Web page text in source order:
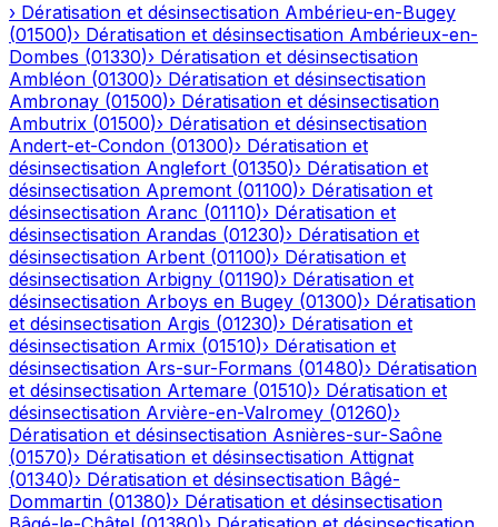
› Dératisation et désinsectisation Ambérieu-en-Bugey
(01500)› Dératisation et désinsectisation Ambérieux-en-
Dombes (01330)› Dératisation et désinsectisation
Ambléon (01300)› Dératisation et désinsectisation
Ambronay (01500)› Dératisation et désinsectisation
Ambutrix (01500)› Dératisation et désinsectisation
Andert-et-Condon (01300)› Dératisation et
désinsectisation Anglefort (01350)› Dératisation et
désinsectisation Apremont (01100)› Dératisation et
désinsectisation Aranc (01110)› Dératisation et
désinsectisation Arandas (01230)› Dératisation et
désinsectisation Arbent (01100)› Dératisation et
désinsectisation Arbigny (01190)› Dératisation et
désinsectisation Arboys en Bugey (01300)› Dératisation
et désinsectisation Argis (01230)› Dératisation et
désinsectisation Armix (01510)› Dératisation et
désinsectisation Ars-sur-Formans (01480)› Dératisation
et désinsectisation Artemare (01510)› Dératisation et
désinsectisation Arvière-en-Valromey (01260)›
Dératisation et désinsectisation Asnières-sur-Saône
(01570)› Dératisation et désinsectisation Attignat
(01340)› Dératisation et désinsectisation Bâgé-
Dommartin (01380)› Dératisation et désinsectisation